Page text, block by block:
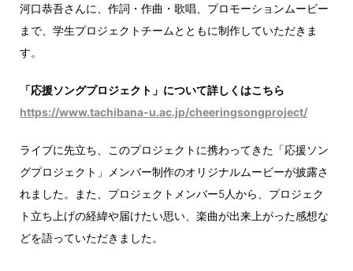
河口恭吾さんに、作詞・作曲・歌唱、プロモーションムービー
まで、学生プロジェクトチームとともに制作していただきま
す。
「応援ソングプロジェクト」について詳しくはこちら
https://www.tachibana-u.ac.jp/cheeringsongproject/
ライブに先立ち、このプロジェクトに携わってきた「応援ソン
グプロジェクト」メンバー制作のオリジナルムービーが披露さ
れました。また、プロジェクトメンバー5人から、プロジェク
ト立ち上げの経緯や届けたい思い、楽曲が出来上がった感想な
どを語っていただきました。